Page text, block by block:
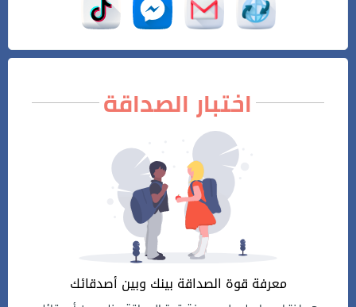
اختبار الصداقة
معرفة قوة الصداقة بينك وبين أصدقائك